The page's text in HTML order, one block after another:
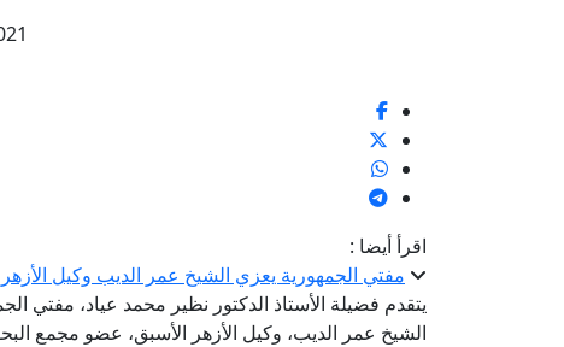
اقرأ أيضا :
مفتي الجمهورية يعزي الشيخ عمر الديب وكيل
يتقدم فضيلة الأستاذ الدكتور نظير محمد عياد، مفتي
الشيخ عمر الديب، وكيل الأزهر الأسبق، عضو مجمع